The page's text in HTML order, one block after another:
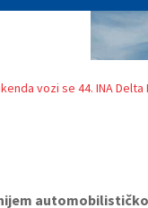
vozi se 44. INA Delta